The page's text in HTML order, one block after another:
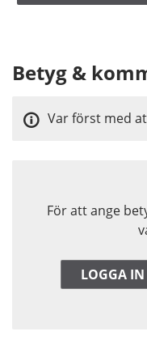
Betyg &
För att ange
LOGGA IN
Var först med